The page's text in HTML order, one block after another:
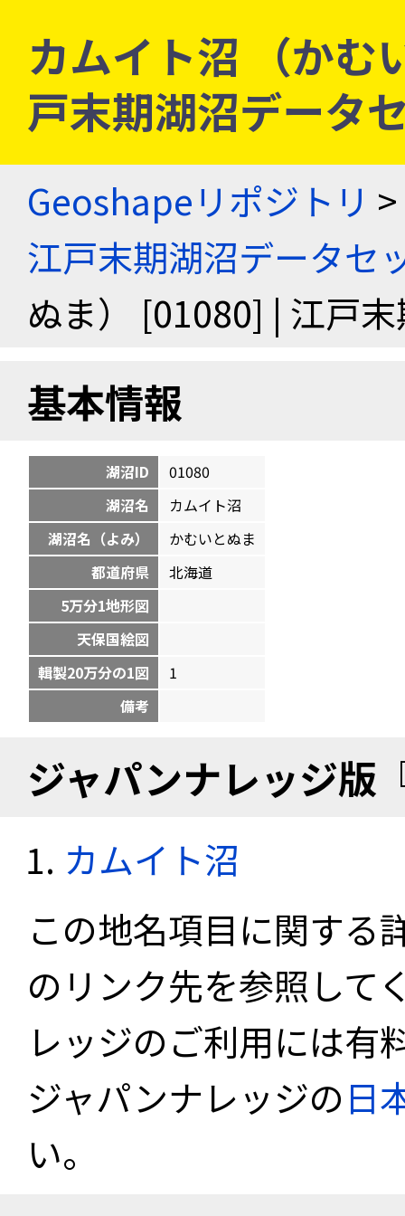
カムイト沼 （か
戸末期湖沼データ
Geoshapeリポジトリ >
江戸末期湖沼データセ
ぬま） [01080] | 江戸
基本情報
湖沼ID
01080
湖沼名
カムイト沼
湖沼名（よみ）
かむいとぬま
都道府県
北海道
5万分1地形図
天保国絵図
輯製20万分の1図
1
備考
ジャパンナレッジ版
カムイト沼
この地名項目に関する
のリンク先を参照して
レッジのご利用には有
ジャパンナレッジの日
い。